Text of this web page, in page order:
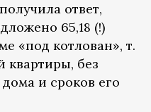
ответ,
65,18 (!)
«под котлован», т.
без
и сроков его